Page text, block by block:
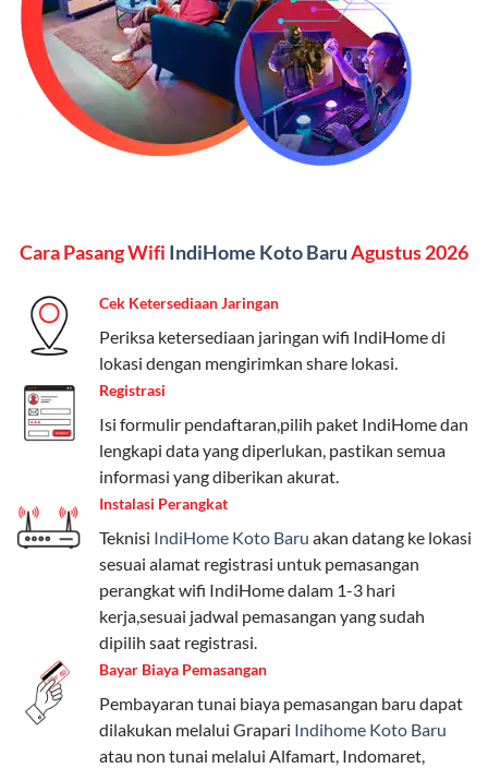
Kelebihan:Paket lengkap untuk pengguna yang
menginginkan internet, komunikasi, dan hiburan
(streaming & TV) dalam satu paket.
Paket Dynamic IP
keluarga, nelpon & SMS semua operator, dan akses
Kelebihan:
Cocok untuk pengguna yang membutuhkan
koneksi internet cepat dan stabil dengan fleksibilitas
kuota. Pilihan harga bervariasi sesuai kebutuhan.
Telkomsel One menyediakan pilihan paket yang
beragam, mulai dari paket hemat hingga premium.
Pengguna bisa memilih sesuai kebutuhan, baik untuk
internet, komunikasi, atau hiburan.
Paket Easy cocok untuk kebutuhan dasar, Paket
Complete untuk yang menginginkan fitur lengkap,
dan Paket Dynamic IP untuk pengguna yang
memprioritaskan kecepatan internet tinggi.
Paket Telkomsel One dengan Kuota Keluarga
Salah satu fitur unggulan Telkomsel One adalah Paket
Kuota Keluarga. Dengan kuota hingga 30 GB, Anda
Cara Pasang Wifi IndiHome Koto BaruAgustus 2026
Cek Ketersediaan Jaringan
Periksa ketersediaan jaringan wifi IndiHome di
lokasi dengan mengirimkan share lokasi.
Registrasi
Isi formulir pendaftaran,pilih paket IndiHome dan
lengkapi data yang diperlukan, pastikan semua
informasi yang diberikan akurat.
Instalasi Perangkat
Teknisi IndiHome Koto Baru akan datang ke lokasi
sesuai alamat registrasi untuk pemasangan
perangkat wifi IndiHome dalam 1-3 hari
kerja,sesuai jadwal pemasangan yang sudah
dipilih saat registrasi.
Bayar Biaya Pemasangan
Pembayaran tunai biaya pemasangan baru dapat
dilakukan melalui Grapari Indihome Koto Baru
atau non tunai melalui Alfamart, Indomaret,